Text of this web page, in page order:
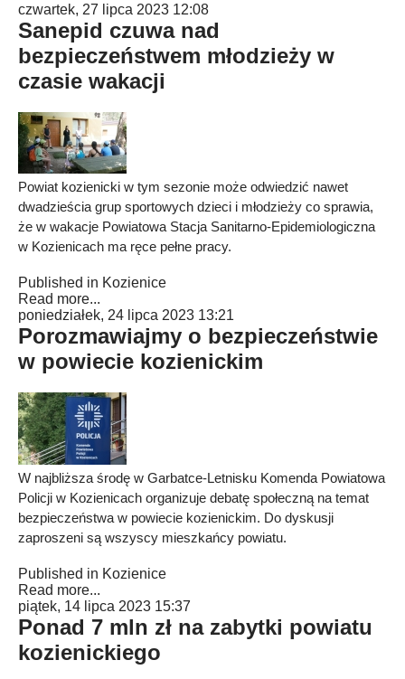
czwartek, 27 lipca 2023 12:08
Sanepid czuwa nad
bezpieczeństwem młodzieży w
czasie wakacji
Powiat kozienicki w tym sezonie może odwiedzić nawet
dwadzieścia grup sportowych dzieci i młodzieży co sprawia,
że w wakacje Powiatowa Stacja Sanitarno-Epidemiologiczna
w Kozienicach ma ręce pełne pracy.
Published in Kozienice
Read more...
poniedziałek, 24 lipca 2023 13:21
Porozmawiajmy o bezpieczeństwie
w powiecie kozienickim
W najbliższa środę w Garbatce-Letnisku Komenda Powiatowa
Policji w Kozienicach organizuje debatę społeczną na temat
bezpieczeństwa w powiecie kozienickim. Do dyskusji
zaproszeni są wszyscy mieszkańcy powiatu.
Published in Kozienice
Read more...
piątek, 14 lipca 2023 15:37
Ponad 7 mln zł na zabytki powiatu
kozienickiego